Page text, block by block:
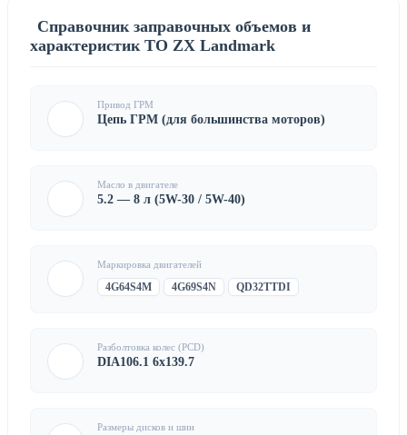
Справочник заправочных объемов и
характеристик ТО ZX Landmark
Привод ГРМ
Цепь ГРМ (для большинства моторов)
Масло в двигателе
5.2 — 8 л (5W-30 / 5W-40)
Маркировка двигателей
4G64S4M 4G69S4N QD32TTDI
Разболтовка колес (PCD)
DIA106.1 6x139.7
Размеры дисков и шин